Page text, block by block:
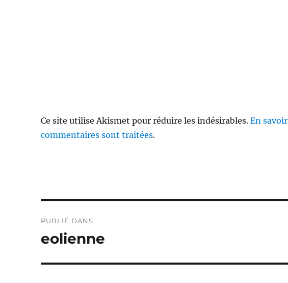
Ce site utilise Akismet pour réduire les indésirables.En
commentaires sont traitées.
de
PUBLIÉ DANS
eolienne